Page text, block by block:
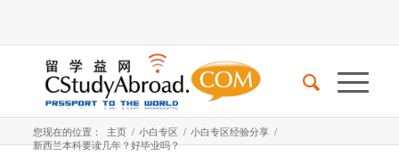
您现在的位置： 主页 / 小白专区 / 小白专区经验分享 /
新西兰本科要读几年？好毕业吗？